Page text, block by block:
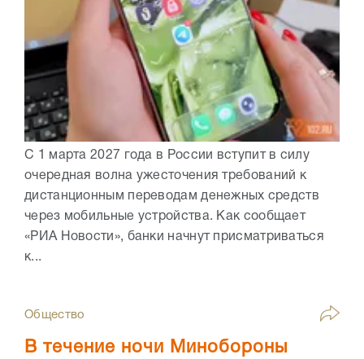
С 1 марта 2027 года в России вступит в силу
очередная волна ужесточения требований к
дистанционным переводам денежных средств
через мобильные устройства. Как сообщает
«РИА Новости», банки начнут присматриваться
к...
Общество
В течение ночи Минобороны